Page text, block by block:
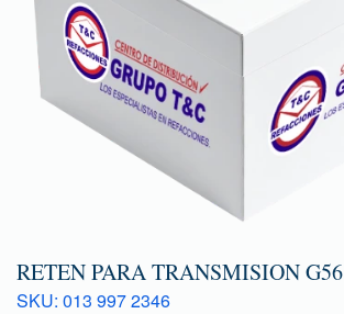
RETEN PARA TRANSMISION G56
SKU: 013 997 2346